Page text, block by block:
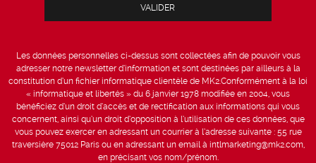
Les données personnelles ci-dessus sont collectées afin de pouvoir vous
adresser notre newsletter d’information et sont destinées par ailleurs à la
constitution d’un fichier informatique clientèle de MK2.Conformément à la loi
« informatique et libertés » du 6 janvier 1978 modifiée en 2004, vous
bénéficiez d’un droit d’accès et de rectification aux informations qui vous
concernent, ainsi qu’un droit d’opposition à l’utilisation de ces données, que
vous pouvez exercer en adressant un courrier à l’adresse suivante : 55 rue
traversière 75012 Paris ou en adressant un email à intlmarketing@mk2.com,
en précisant vos nom/prénom.